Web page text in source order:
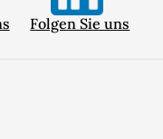
Folgen Sie uns